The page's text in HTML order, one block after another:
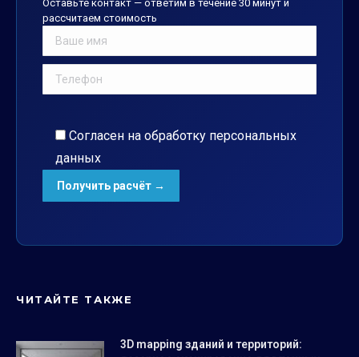
Оставьте контакт — ответим в течение 30 минут и
рассчитаем стоимость
Согласен на обработку персональных
данных
ЧИТАЙТЕ ТАКЖЕ
3D mapping зданий и территорий: